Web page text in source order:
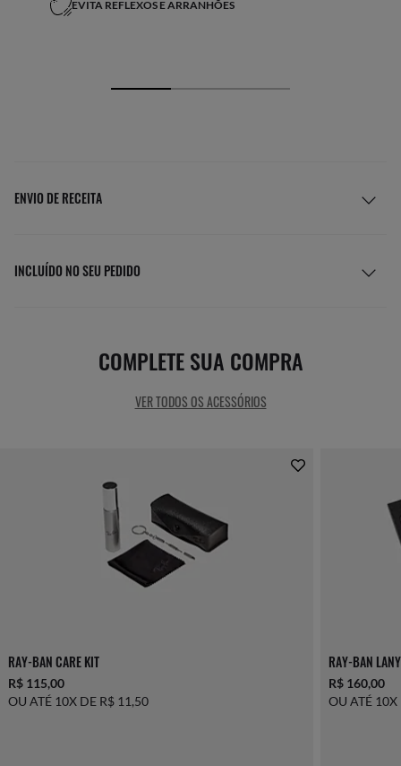
EVITA REFLEXOS E ARRANHÕES
ENVIO DE RECEITA
INCLUÍDO NO SEU PEDIDO
COMPLETE SUA COMPRA
VER TODOS OS ACESSÓRIOS
RAY-BAN CARE KIT
R$ 115,00
OU ATÉ 10X DE R$ 11,50
RAY-BAN
R$ 160,00
OU ATÉ